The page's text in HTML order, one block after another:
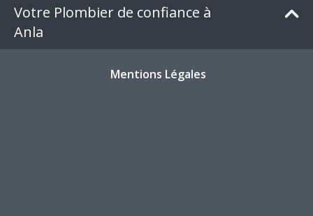
Votre Plombier de confiance à
Anla
Mentions Légales